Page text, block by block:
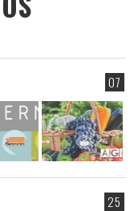
07
25